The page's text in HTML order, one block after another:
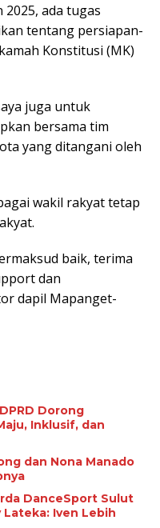
2025, ada tugas
tentang persiapan-
Konstitusi (MK)
juga untuk
bersama tim
yang ditangani oleh
wakil rakyat tetap
baik, terima
dan
dapil Mapanget-
Dorong
Inklusif, dan
dan Nona Manado
DanceSport Sulut
Iven Lebih